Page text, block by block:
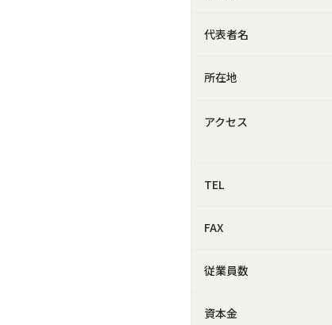
代表者名
所在地
アクセス
TEL
FAX
従業員数
資本金